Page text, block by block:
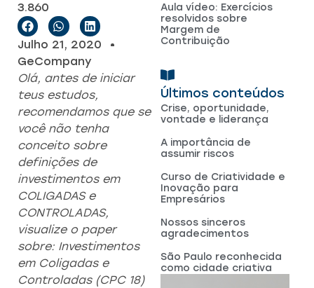
3.860
Julho 21, 2020
GeCompany
Olá, antes de iniciar
teus estudos,
recomendamos que se
você não tenha
conceito sobre
definições de
investimentos em
COLIGADAS e
CONTROLADAS,
visualize o paper
sobre: Investimentos
em Coligadas e
Controladas (CPC 18)
Últimos conteúdos
Crise, oportunidade,
vontade e liderança
A importância de
assumir riscos
Curso de Criatividade e
Inovação para
Empresários
Nossos sinceros
agradecimentos
São Paulo reconhecida
como cidade criativa
Aula vídeo: Exercícios
resolvidos sobre
Margem de
Contribuição